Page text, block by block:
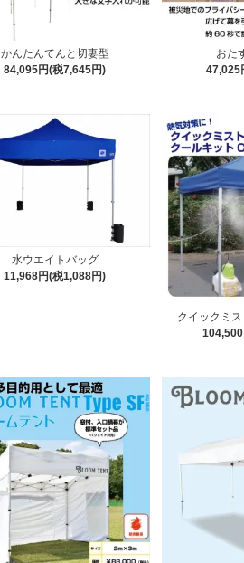
かんたんてんと切妻型
84,095円(税7,645円)
おた
47,025
水ウエイトバッグ
11,968円(税1,088円)
クイックミ